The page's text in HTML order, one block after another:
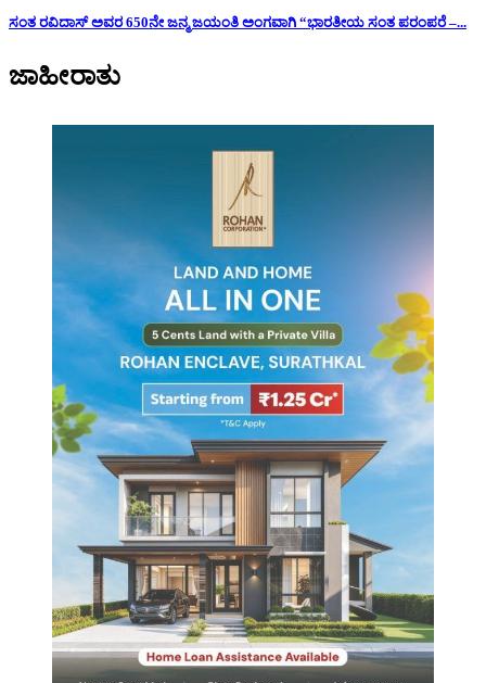
ಸಂತ ರವಿದಾಸ್ ಅವರ 650ನೇ ಜನ್ಮ ಜಯಂತಿ ಅಂಗವಾಗಿ “ಭಾರತೀಯ ಸಂತ ಪರಂಪರೆ –...
ಜಾಹೀರಾತು